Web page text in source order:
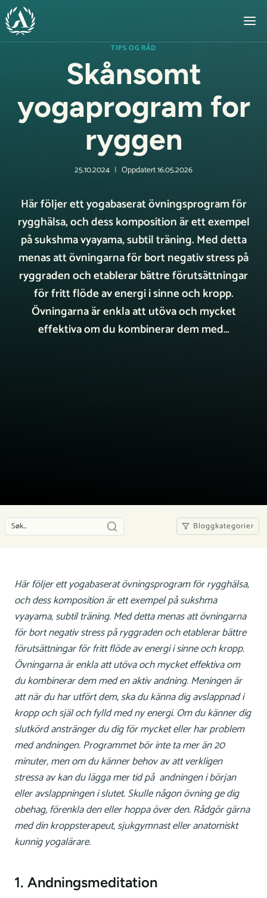
Skip
to
content
TIPS OG RÅD
Skånsomt
yogaprogram for
ryggen
25.10.2024 Oppdatert16.05.2026
Här följer ett yogabaserat övningsprogram för
rygghälsa, och dess komposition är ett exempel
på sukshma vyayama, subtil träning. Med detta
menas att övningarna för bort negativ stress på
ryggraden och etablerar bättre förutsättningar
för fritt flöde av energi i sinne och kropp.
Övningarna är enkla att utöva och mycket
effektiva om du kombinerar dem med…
Bloggkategorier
Här följer ett yogabaserat övningsprogram för rygghälsa,
och dess komposition är ett exempelpåsukshma
vyayama, subtil träning. Med detta menas att övningarna
för bort negativ stress på ryggraden och etablerar bättre
förutsättningar för fritt flöde av energi i sinne och kropp.
Övningarna är enkla att utöva och mycket effektiva om
du kombinerar dem med en aktiv andning. Meningen är
att när du har utfört dem, ska du känna dig avslappnad i
kropp och själ och fylld med ny energi. Om du känner dig
slutkörd anstränger du dig för mycket eller har problem
med andningen. Programmet bör inte ta mer än 20
minuter, men om du känner behov av att verkligen
stressa av kan du lägga mer tid på andningen i början
eller avslappningen i slutet. Skulle någon övning ge dig
obehag, förenkla den eller hoppa över den. Rådgör gärna
med din kroppsterapeut, sjukgymnast eller anatomiskt
kunnig yogalärare.
1. Andningsmeditation